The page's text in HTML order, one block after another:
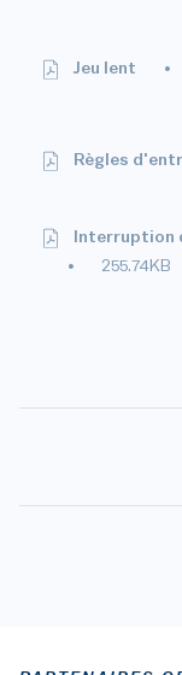
Jeu lent
Règles
Interruption
255.74KB